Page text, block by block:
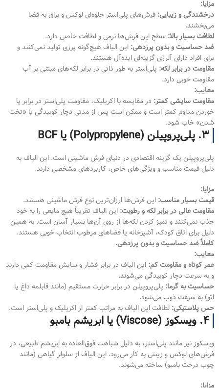
مزایا:
درخشندگی و زیبایی: فرش‌های پلی‌استر جلوه‌ای لوکس و براق به فضا
می‌بخشند.
لطافت بسیار بالا: سطح این فرش‌ها نرمی و لطافت خاصی دارد.
ضد حساسیت و بدون پرزدهی: این الیاف هیچ‌گونه پرزی تولید نمی‌کنند و
برای افراد دارای آلرژی گزینه‌ای ایده‌آل هستند.
مقاومت در برابر لکه: پلی‌استر به طور ذاتی در برابر لکه‌های مبتنی بر آب
مقاومت خوبی دارد.
معایب:
مقاومت سایشی کمتر: در مقایسه با اکریلیک، مقاومت پلی‌استر در برابر پا
خوردن مداوم کمتر است و ممکن است پس از مدتی دچار کوبیدگی یا «تخت
شدن» خاب شود.
۳. پلی‌پروپیلن (Polypropylene) یا BCF
پلی‌پروپیلن یک گزینه اقتصادی در دنیای فرش ماشینی است. این الیاف به
دلیل قیمت مناسب و ویژگی‌های خاص، کاربردهای مشخصی دارند.
مزایا:
قیمت بسیار مناسب: این فرش‌ها ارزان‌ترین نوع فرش ماشینی هستند.
مقاومت عالی در برابر لکه و رطوبت: این الیاف تقریباً هیچ مایعی را به خود
جذب نمی‌کنند و تمیز کردن لکه‌ها از روی آن‌ها بسیار آسان است. به همین
دلیل برای اتاق کودک، آشپزخانه یا فضاهای مرطوب انتخاب خوبی هستند.
کاملاً ضد حساسیت و بدون پرزدهی.
معایب:
عمر کوتاه و مقاومت کم: این الیاف در برابر فشار و سایش مقاومت کمی دارند
و به سرعت دچار کوبیدگی می‌شوند.
حساسیت به گرما: پلی‌پروپیلن در برابر حرارت مستقیم (مانند قابلمه داغ یا
اتو) به سرعت ذوب می‌شود.
حس پلاستیکی: لطافت این الیاف به مراتب کمتر از اکریلیک و پلی‌استر است.
۴. ویسکوز (Viscose) یا ابریشم بامبو
ویسکوز نیز مانند پلی‌استر، به دلیل شباهت فوق‌العاده به ابریشم طبیعی، در
فرش‌های لوکس و زینتی به کار می‌رود. این الیاف از سلولز گیاهی (مانند
چوب درخت بامبو) ساخته می‌شوند.
مزایا: